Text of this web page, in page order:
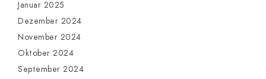
Januar 2025
Dezember 2024
November 2024
Oktober 2024
September 2024